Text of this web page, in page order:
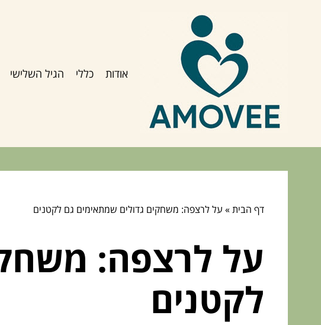
אודות כללי הגיל השלישי
דף הבית» על לרצפה: משחקים גדולים שמתאימים גם לקטנים
על לרצפה:
לקטנים